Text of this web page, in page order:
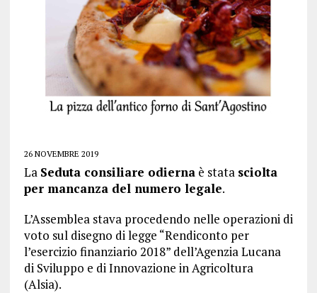
26 NOVEMBRE 2019
La Seduta consiliare odiernaè stata sciolta
per mancanza del numero legale.
L’Assemblea stava procedendo nelle operazioni di
voto sul disegno di legge “Rendiconto per
l’esercizio finanziario 2018” dell’Agenzia Lucana
di Sviluppo e di Innovazione in Agricoltura
(Alsia).